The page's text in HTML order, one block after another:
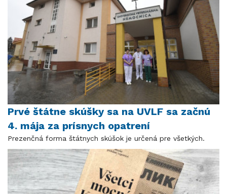
Prvé štátne skúšky sa na UVLF sa začnú
4. mája za prísnych opatrení
Prezenčná forma štátnych skúšok je určená pre všetkých.